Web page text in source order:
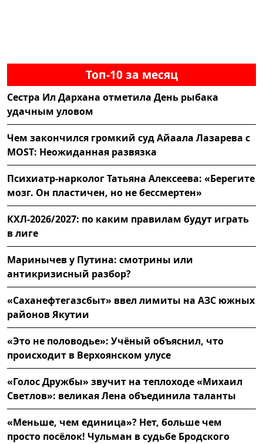
Топ-10 за месяц
Сестра Ил Дархана отметила День рыбака
удачным уловом
Чем закончился громкий суд Айаала Лазарева с
MOST: Неожиданная развязка
Психиатр-нарколог Татьяна Алексеева: «Берегите
мозг. Он пластичен, но не бессмертен»
КХЛ-2026/2027: по каким правилам будут играть
в лиге
Маринычев у Путина: смотрины или
антикризисный разбор?
«Саханефтегазсбыт» ввел лимиты на АЗС южных
районов Якутии
«Это не половодье»: Учёный объяснил, что
происходит в Верхоянском улусе
«Голос Дружбы» звучит на теплоходе «Михаил
Светлов»: великая Лена объединила таланты
«Меньше, чем единица»? Нет, больше чем
просто посёлок! Чульман в судьбе Бродского